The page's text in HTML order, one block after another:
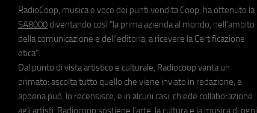
RadioCoop, musica e voce dei punti vendita Coop, ha ottenuto la
SA8000 diventando così "la prima azienda al mondo, nell'ambito
della comunicazione e dell'editoria, a ricevere la Certificazione
etica".
Dal punto di vista artistico e culturale, Radiocoop vanta un
primato: ascolta tutto quello che viene inviato in redazione, e
appena può, lo recensisce, e in alcuni casi, chiede collaborazione
agli artisti. Radiocoop sostiene l'arte, la cultura e la musica di ogni